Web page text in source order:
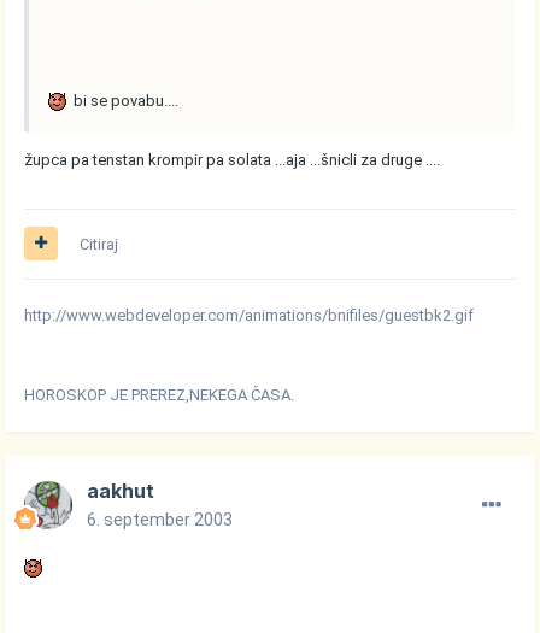
bi se povabu....
župca pa tenstan krompir pa solata ...aja ...šnicli za druge ....
Citiraj
http://www.webdeveloper.com/animations/bnifiles/guestbk2.gif
HOROSKOP JE PREREZ,NEKEGA ČASA.
aakhut
6. september 2003